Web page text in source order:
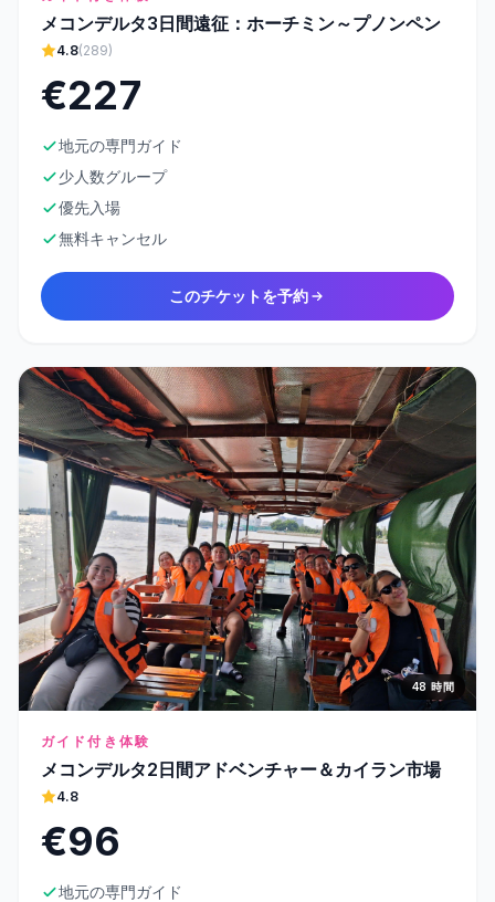
メコンデルタ3日間遠征：ホーチミン～プノンペン
4.8(289)
€227
地元の専門ガイド
少人数グループ
優先入場
無料キャンセル
このチケットを予約
48 時間
ガイド付き体験
メコンデルタ2日間アドベンチャー＆カイラン市場
4.8
€96
地元の専門ガイド